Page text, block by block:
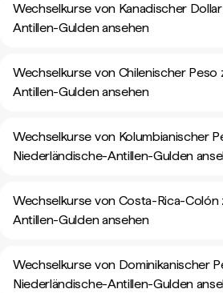
Wechselkurse von Kanadischer
Antillen-Gulden ansehen
Wechselkurse von Chilenischer Peso
Antillen-Gulden ansehen
Wechselkurse von Kolumbianischer
Niederländische-Antillen-Gulden
Wechselkurse von Costa-Rica-Colón
Antillen-Gulden ansehen
Wechselkurse von Dominikanischer
Niederländische-Antillen-Gulden